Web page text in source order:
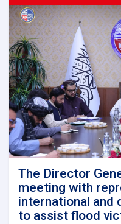
The Director
meeting with
international and
to assist flood